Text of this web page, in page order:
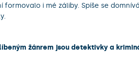
formovalo i mé záliby. Spíše se
žánrem jsou detektivky a